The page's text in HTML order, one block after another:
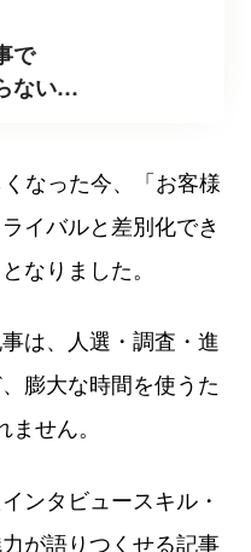
で
ない…
なった今、
「お客様
ライバルと差別化でき
なりました。
は、
人選・調査・進
膨大な時間を使うた
せん。
ンタビュースキル・
が語りつくせる記事